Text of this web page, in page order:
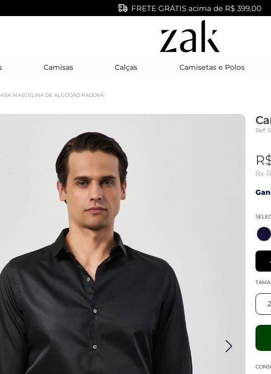
FRETE GRÁTIS acima de R$ 399,00
Camisas Calças Camisetas e Polos
MASCULINA DE ALGODÃO PADOVÁ
Ref:
8x
2